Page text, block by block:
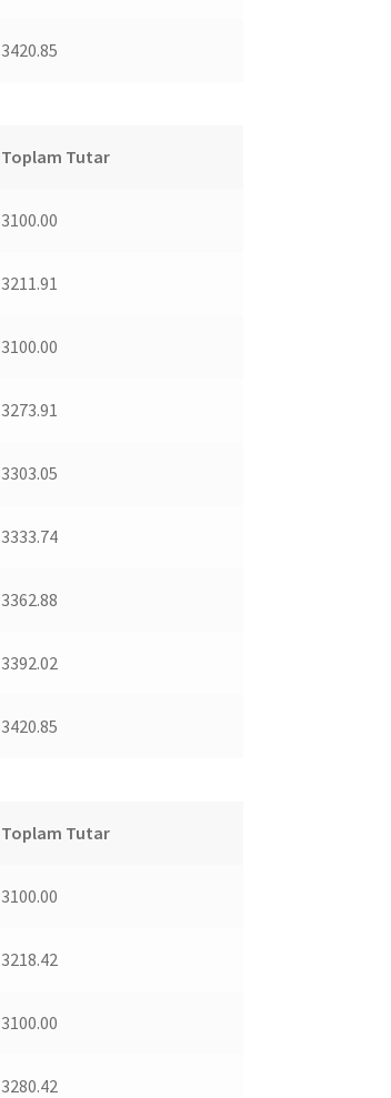
3420.85
Toplam Tutar
3100.00
3211.91
3100.00
3273.91
3303.05
3333.74
3362.88
3392.02
3420.85
Toplam Tutar
3100.00
3218.42
3100.00
3280.42